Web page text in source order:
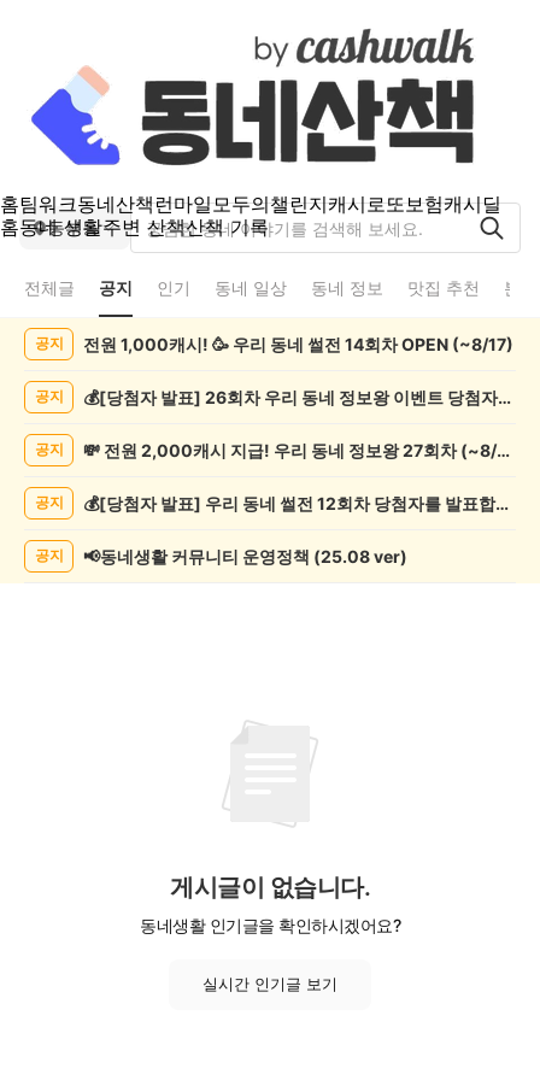
홈팀워크동네산책런마일모두의챌린지캐시로또보험캐시딜
홈동네 생활주변 산책산책 기록
동부동
전체글 공지 인기 동네 일상 동네 정보 맛집 추천 분
공지 전원 1,000캐시! 🥳 우리 동네 썰전 14회차 OPEN (~8/17)
공지 💰[당첨자 발표] 26회차 우리 동네 정보왕 이벤트 당첨자를 발표합니다!
공지 💸 전원 2,000캐시 지급! 우리 동네 정보왕 27회차 (~8/10)
공지 💰[당첨자 발표] 우리 동네 썰전 12회차 당첨자를 발표합니다!
공지 📢동네생활 커뮤니티 운영정책 (25.08 ver)
게시글이 없습니다.
동네생활 인기글을 확인하시겠어요?
실시간 인기글 보기